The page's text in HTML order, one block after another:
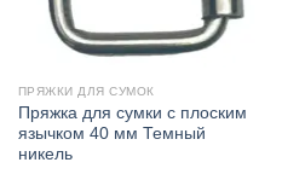
ПРЯЖКИ ДЛЯ СУМОК
Пряжка для сумки с плоским
язычком 40 мм Темный
никель